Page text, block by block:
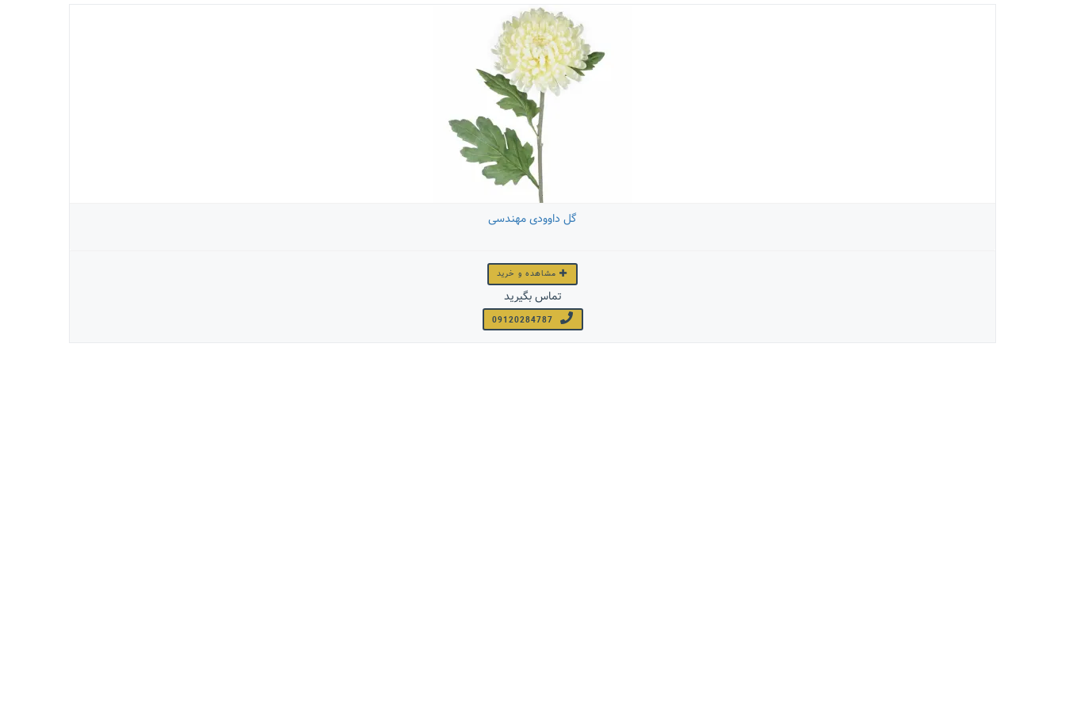
گل داوودی مهندسی
مشاهده و خرید
تماس بگیرید
09120284787